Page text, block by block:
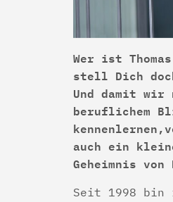
Wer ist
stell Dich
Und damit
beruflichem
auch ein
Geheimnis
Seit 1998